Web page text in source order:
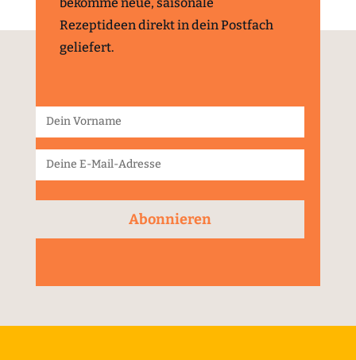
Rezeptideen direkt in dein Postfach
geliefert.
Abonnieren